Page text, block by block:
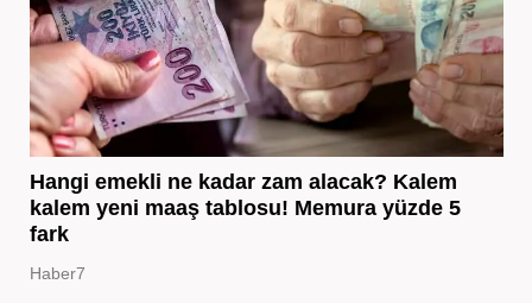
Hangi emekli ne kadar zam alacak? Kalem
kalem yeni maaş tablosu! Memura yüzde 5
fark
Haber7